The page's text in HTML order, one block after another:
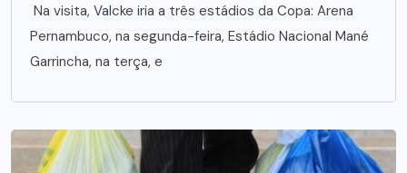
Na visita, Valcke iria a três estádios da Copa: Arena
Pernambuco, na segunda-feira, Estádio Nacional Mané
Garrincha, na terça, e